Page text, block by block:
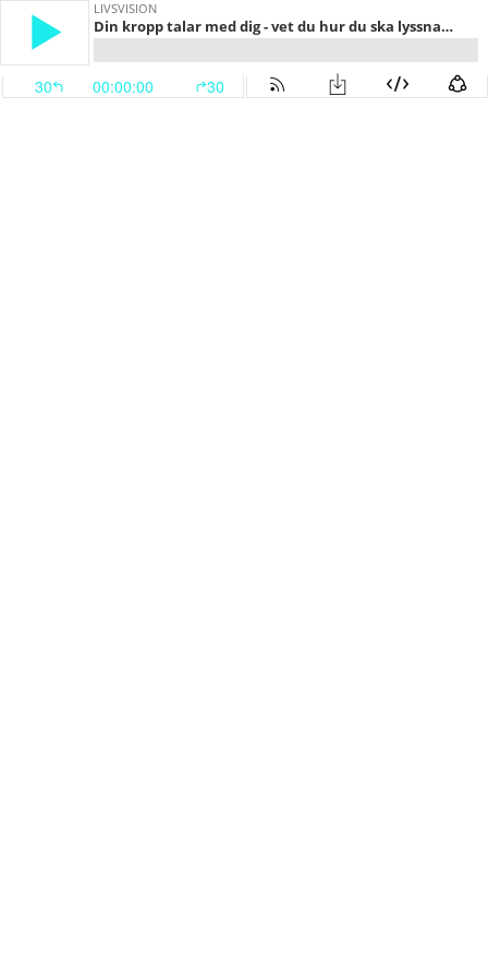
LIVSVISION
Din kropp talar med dig - vet du hur du ska lyssna? Fokus på ryggrad och nacke.
30 00:00:00 30